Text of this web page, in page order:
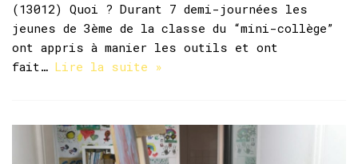
(13012) Quoi ? Durant 7 demi-journées les
jeunes de 3ème de la classe du “mini-collège”
ont appris à manier les outils et ont
fait… Lire la suite »